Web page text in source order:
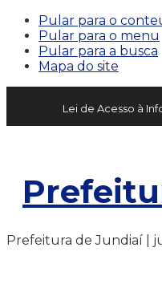
Pular para o
Pular para o menu
Pular para a busca
Mapa do site
Lei de Acesso à
Prefeitura de Jundiaí |